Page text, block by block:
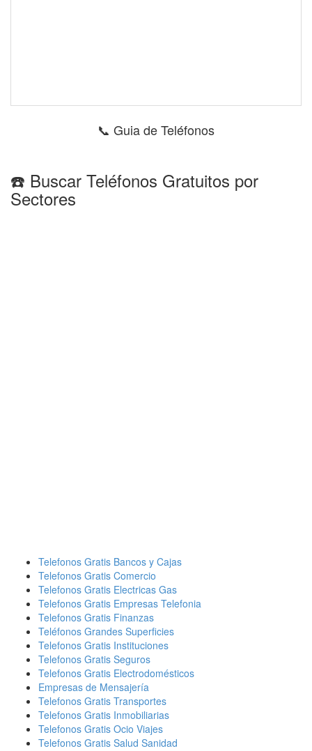
📞 Guia de Teléfonos
☎️ Buscar Teléfonos Gratuitos por
Sectores
Telefonos Gratis Bancos y Cajas
Telefonos Gratis Comercio
Telefonos Gratis Electricas Gas
Telefonos Gratis Empresas Telefonia
Telefonos Gratis Finanzas
Teléfonos Grandes Superficies
Telefonos Gratis Instituciones
Telefonos Gratis Seguros
Telefonos Gratis Electrodomésticos
Empresas de Mensajería
Telefonos Gratis Transportes
Telefonos Gratis Inmobiliarias
Telefonos Gratis Ocio Viajes
Telefonos Gratis Salud Sanidad